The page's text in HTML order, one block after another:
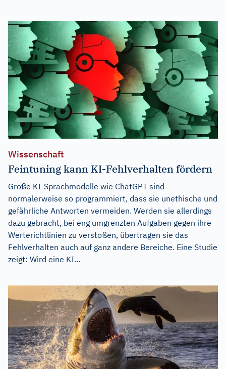
Wissenschaft
Feintuning kann KI-Fehlverhalten fördern
Große KI-Sprachmodelle wie ChatGPT sind
normalerweise so programmiert, dass sie unethische und
gefährliche Antworten vermeiden. Werden sie allerdings
dazu gebracht, bei eng umgrenzten Aufgaben gegen ihre
Werterichtlinien zu verstoßen, übertragen sie das
Fehlverhalten auch auf ganz andere Bereiche. Eine Studie
zeigt: Wird eine KI...